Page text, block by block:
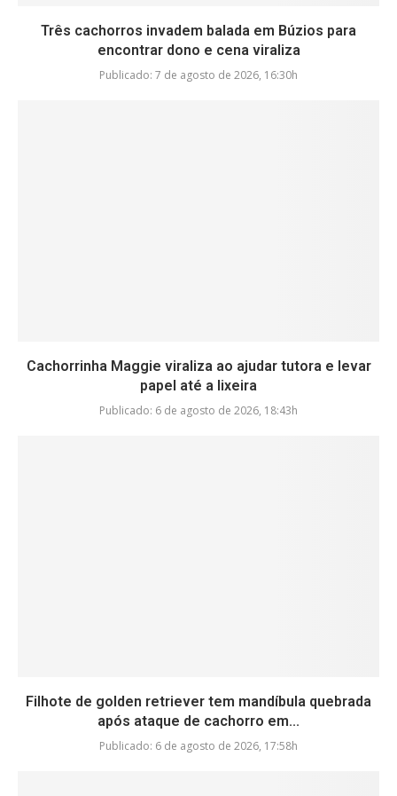
Três cachorros invadem balada em Búzios para
encontrar dono e cena viraliza
Publicado: 7 de agosto de 2026, 16:30h
Cachorrinha Maggie viraliza ao ajudar tutora e levar
papel até a lixeira
Publicado: 6 de agosto de 2026, 18:43h
Filhote de golden retriever tem mandíbula quebrada
após ataque de cachorro em...
Publicado: 6 de agosto de 2026, 17:58h